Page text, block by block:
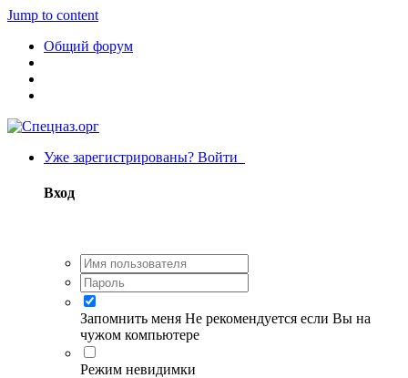
Jump to content
Общий форум
Уже зарегистрированы? Войти
Вход
Запомнить меня Не рекомендуется если Вы на
чужом компьютере
Режим невидимки